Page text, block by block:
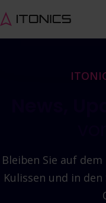
Bleiben Sie auf
Kulissen und in